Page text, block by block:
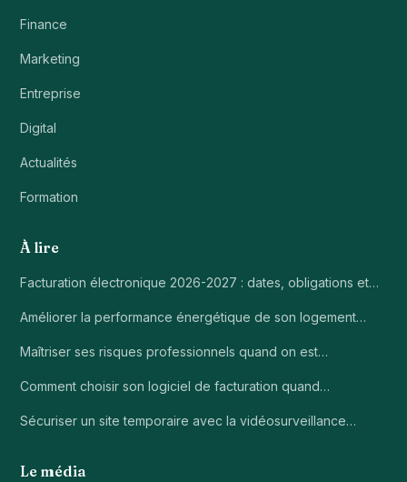
Finance
Marketing
Entreprise
Digital
Actualités
Formation
À lire
Facturation électronique 2026-2027 : dates, obligations et…
Améliorer la performance énergétique de son logement…
Maîtriser ses risques professionnels quand on est…
Comment choisir son logiciel de facturation quand…
Sécuriser un site temporaire avec la vidéosurveillance…
Le média